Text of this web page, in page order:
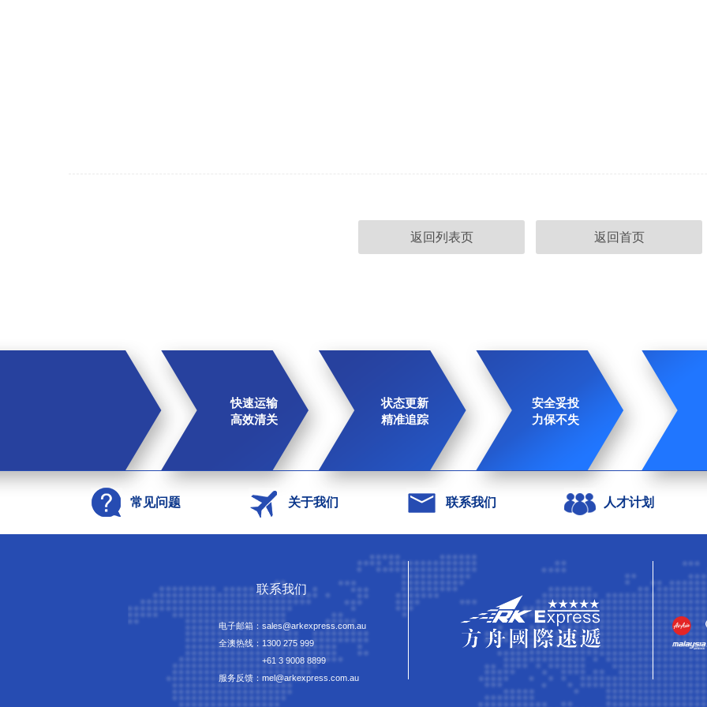
返回列表页 返回首页
快速运输
高效清关
状态更新
精准追踪
安全妥投
力保不失
常见问题 关于我们 联系我们 人才计划
联系我们
电子邮箱：sales@arkexpress.com.au
全澳热线： 1300 275 999
+61 3 9008 8899
服务反馈：mel@arkexpress.com.au